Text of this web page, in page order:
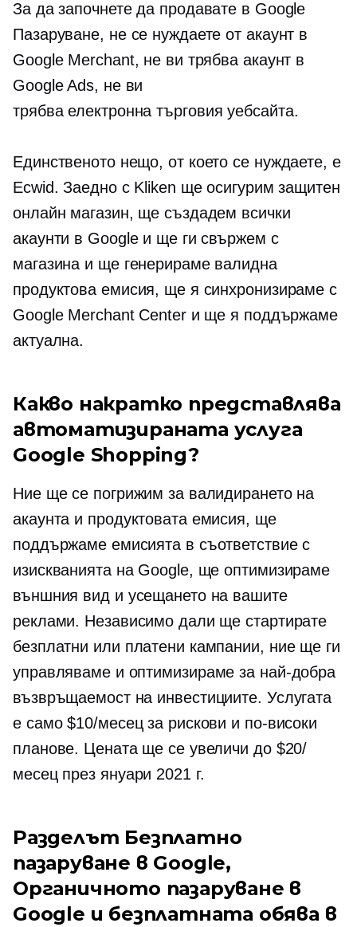
За да започнете да продавате в Google
Пазаруване, не се нуждаете от акаунт в
Google Merchant, не ви трябва акаунт в
Google Ads, не ви
трябваелектронна търговия уебсайта.
Единственото нещо, от което се нуждаете, е
Ecwid. Заедно с Kliken ще осигурим защитен
онлайн магазин, ще създадем всички
акаунти в Google и ще ги свържем с
магазина и ще генерираме валидна
продуктова емисия, ще я синхронизираме с
Google Merchant Center и ще я поддържаме
актуална.
Какво накратко представлява
автоматизираната услуга
Google Shopping?
Ние ще се погрижим за валидирането на
акаунта и продуктовата емисия, ще
поддържаме емисията в съответствие с
изискванията на Google, ще оптимизираме
външния вид и усещането на вашите
реклами. Независимо дали ще стартирате
безплатни или платени кампании, ние ще ги
управляваме и оптимизираме за най-добра
възвръщаемост на инвестициите. Услугата
е само $10/месец за рискови и по-високи
планове. Цената ще се увеличи до $20/
месец през януари 2021 г.
Разделът Безплатно
пазаруване в Google,
Органичното пазаруване в
Google и безплатната обява в